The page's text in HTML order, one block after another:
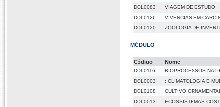
DOL0083
VIAGEM DE ESTUDO
DOL0126
VIVENCIAS EM
DOL0120
ZOOLOGIA DE
MÓDULO
Código Nome
DOL0116
BIOPROCESSOS NA
DOL0003
: CLIMATOLOGIA E
DOL0108
CULTIVO
DOL0013
ECOSSISTEMAS